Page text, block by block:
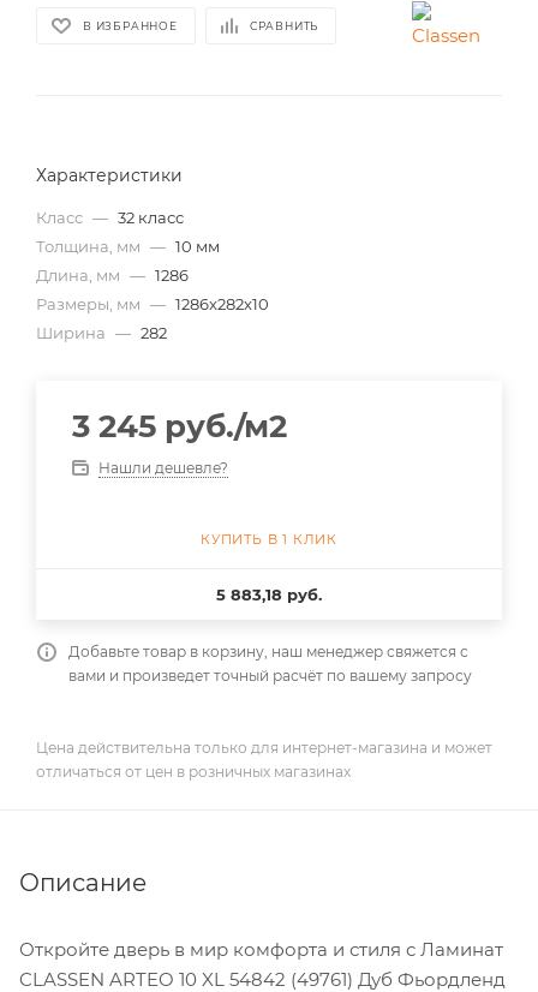
В ИЗБРАННОЕ СРАВНИТЬ
Характеристики
Класс — 32 класс
Толщина, мм — 10 мм
Длина, мм — 1286
Размеры, мм — 1286x282x10
Ширина — 282
3 245 руб./м2
Нашли дешевле?
КУПИТЬ В 1 КЛИК
5 883,18 руб.
Добавьте товар в корзину, наш менеджер свяжется с
вами и произведет точный расчёт по вашему запросу
Цена действительна только для интернет-магазина и может
отличаться от цен в розничных магазинах
Описание
Откройте дверь в мир комфорта и стиля с Ламинат
CLASSEN ARTEO 10 XL 54842 (49761) Дуб Фьордленд